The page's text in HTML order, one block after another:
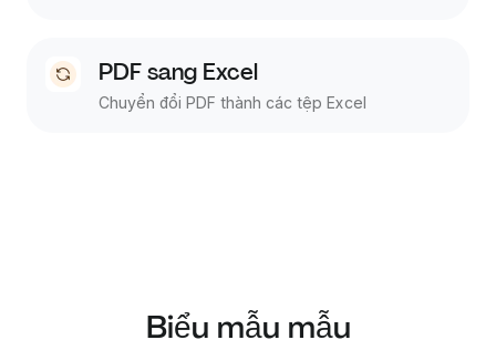
PDF sang Excel
Chuyển đổi PDF thành các tệp Excel
Biểu mẫu mẫu